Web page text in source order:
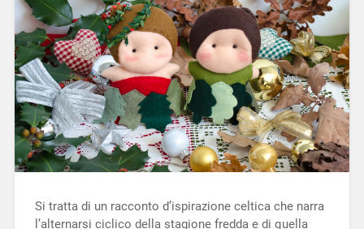
Si tratta di un racconto d’ispirazione celtica che narra
l’alternarsi ciclico della stagione fredda e di quella